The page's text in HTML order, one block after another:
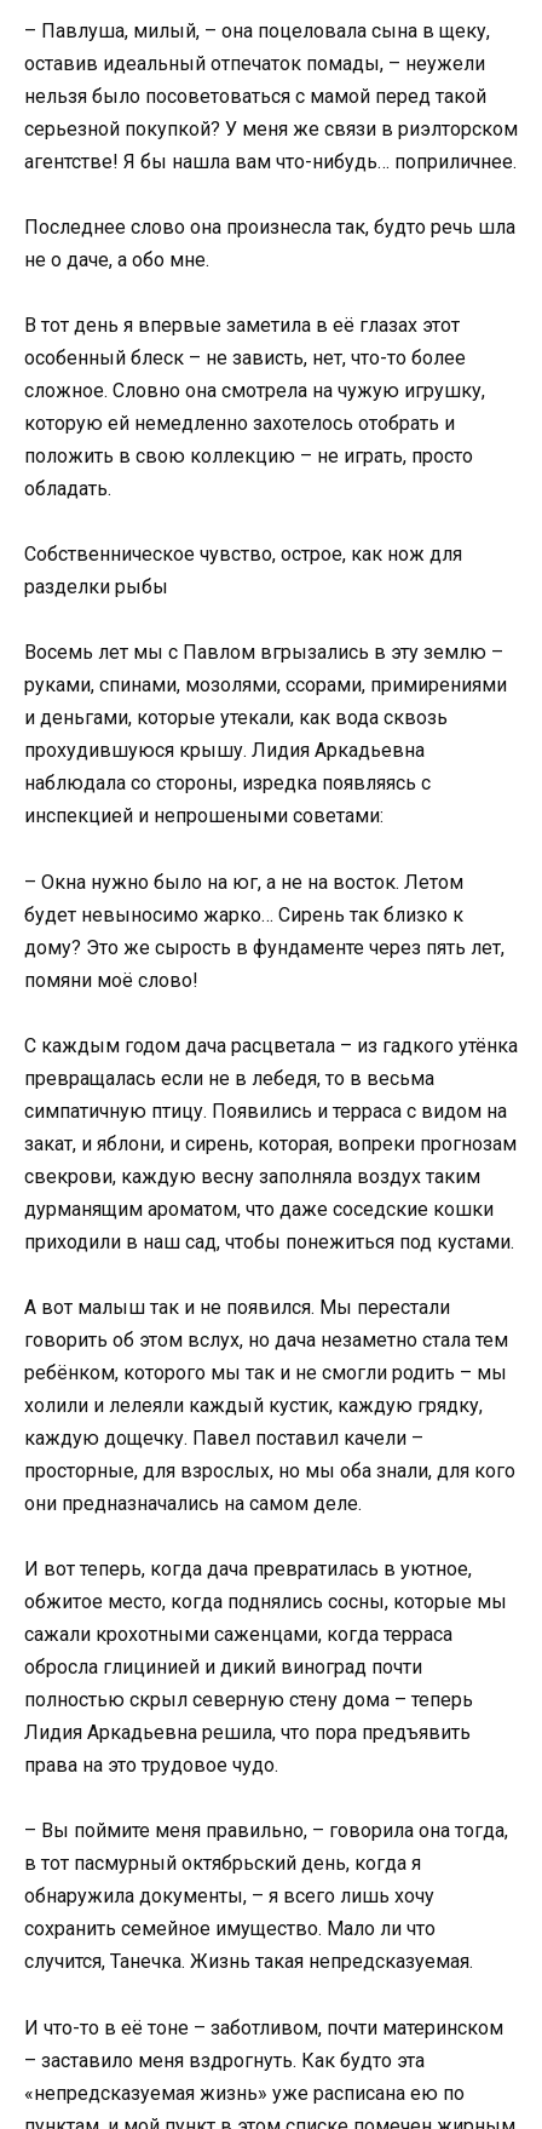
– Павлуша, милый, – она поцеловала сына в щеку,
оставив идеальный отпечаток помады, – неужели
нельзя было посоветоваться с мамой перед такой
серьезной покупкой? У меня же связи в риэлторском
агентстве! Я бы нашла вам что-нибудь… поприличнее.
Последнее слово она произнесла так, будто речь шла
не о даче, а обо мне.
В тот день я впервые заметила в её глазах этот
особенный блеск – не зависть, нет, что-то более
сложное. Словно она смотрела на чужую игрушку,
которую ей немедленно захотелось отобрать и
положить в свою коллекцию – не играть, просто
обладать.
Собственническое чувство, острое, как нож для
разделки рыбы
Восемь лет мы с Павлом вгрызались в эту землю –
руками, спинами, мозолями, ссорами, примирениями
и деньгами, которые утекали, как вода сквозь
прохудившуюся крышу. Лидия Аркадьевна
наблюдала со стороны, изредка появляясь с
инспекцией и непрошеными советами:
– Окна нужно было на юг, а не на восток. Летом
будет невыносимо жарко… Сирень так близко к
дому? Это же сырость в фундаменте через пять лет,
помяни моё слово!
С каждым годом дача расцветала – из гадкого утёнка
превращалась если не в лебедя, то в весьма
симпатичную птицу. Появились и терраса с видом на
закат, и яблони, и сирень, которая, вопреки прогнозам
свекрови, каждую весну заполняла воздух таким
дурманящим ароматом, что даже соседские кошки
приходили в наш сад, чтобы понежиться под кустами.
А вот малыш так и не появился. Мы перестали
говорить об этом вслух, но дача незаметно стала тем
ребёнком, которого мы так и не смогли родить – мы
холили и лелеяли каждый кустик, каждую грядку,
каждую дощечку. Павел поставил качели –
просторные, для взрослых, но мы оба знали, для кого
они предназначались на самом деле.
И вот теперь, когда дача превратилась в уютное,
обжитое место, когда поднялись сосны, которые мы
сажали крохотными саженцами, когда терраса
обросла глицинией и дикий виноград почти
полностью скрыл северную стену дома – теперь
Лидия Аркадьевна решила, что пора предъявить
права на это трудовое чудо.
– Вы поймите меня правильно, – говорила она тогда,
в тот пасмурный октябрьский день, когда я
обнаружила документы, – я всего лишь хочу
сохранить семейное имущество. Мало ли что
случится, Танечка. Жизнь такая непредсказуемая.
И что-то в её тоне – заботливом, почти материнском
– заставило меня вздрогнуть. Как будто эта
«непредсказуемая жизнь» уже расписана ею по